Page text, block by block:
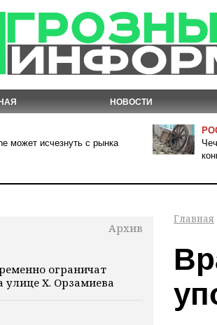
НОВОСТИ
может исчезнуть с рынка
Архив
ограничат
улице Х. Орзамиева
Главная